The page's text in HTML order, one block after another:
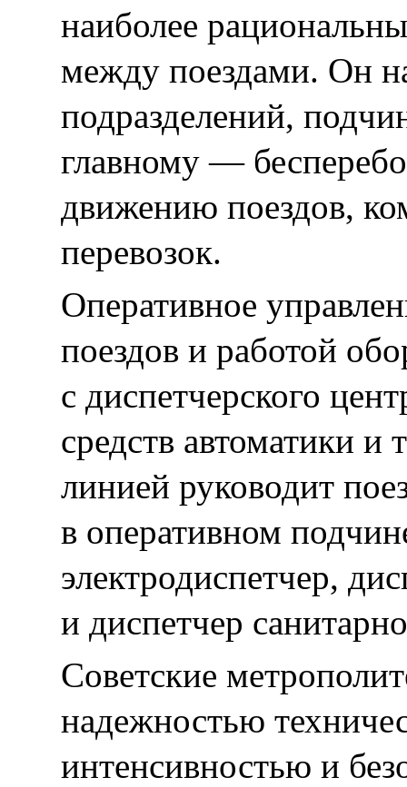
наиболее
между поездами. Он
подразделений,
главному —
движению поездов,
перевозок.
Оперативное
поездов и работой
с диспетчерского
средств автоматики
линией руководит
в оперативном
электродиспетчер,
и диспетчер
Советские
надежностью
интенсивностью и